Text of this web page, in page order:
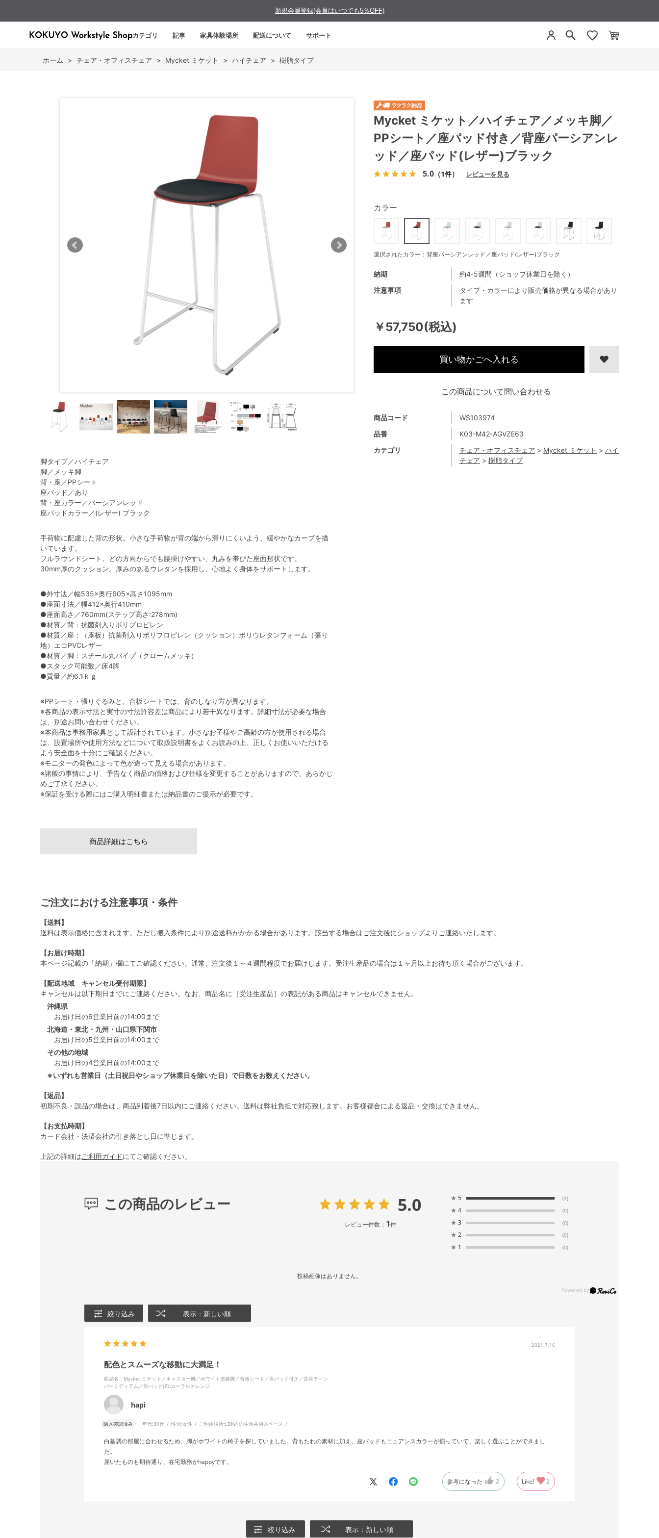
新規会員登録(会員はいつでも5％OFF)
カテゴリ 記事 家具体験場所 配送について サポート
ホーム > チェア・オフィスチェア > Mycket ミケット > ハイチェア > 樹脂タイプ
脚タイプ／ハイチェア
脚／メッキ脚
背・座／PPシート
座パッド／あり
背・座カラー／パーシアンレッド
座パッドカラー／(レザー) ブラック
手荷物に配慮した背の形状。小さな手荷物が背の端から滑りにくいよう、緩やかなカーブを描
いています。
フルラウンドシート。どの方向からでも腰掛けやすい、丸みを帯びた座面形状です。
30mm厚のクッション。厚みのあるウレタンを採用し、心地よく身体をサポートします。
●外寸法／幅535×奥行605×高さ1095mm
●座面寸法／幅412×奥行410mm
●座面高さ／760mm(ステップ高さ:278mm)
●材質／背：抗菌剤入りポリプロピレン
●材質／座：（座板）抗菌剤入りポリプロピレン（クッション）ポリウレタンフォーム（張り
地）エコPVCレザー
●材質／脚：スチール丸パイプ（クロームメッキ）
●スタック可能数／床4脚
●質量／約6.1ｋｇ
※PPシート・張りぐるみと、合板シートでは、背のしなり方が異なります。
※各商品の表示寸法と実寸の寸法許容差は商品により若干異なります。詳細寸法が必要な場合
は、別途お問い合わせください。
※本商品は事務用家具として設計されています。小さなお子様やご高齢の方が使用される場合
は、設置場所や使用方法などについて取扱説明書をよくお読みの上、正しくお使いいただける
よう安全面を十分にご確認ください。
※モニターの発色によって色が違って見える場合があります。
※諸般の事情により、予告なく商品の価格および仕様を変更することがありますので、あらかじ
めご了承ください。
※保証を受ける際にはご購入明細書または納品書のご提示が必要です。
Mycket ミケット／ハイチェア／メッキ脚／
PPシート／座パッド付き／背座パーシアンレ
ッド／座パッド(レザー)ブラック
5.0 （1件） レビューを見る
￥57,750(税込)
商品コード
WS103974
品番
K03-M42-AGVZE63
カテゴリ
チェア・オフィスチェア > Mycket ミケット > ハイ
チェア > 樹脂タイプ
注意事項
タイプ・カラーにより販売価格が異なる場合があり
ます
納期 約4-5週間（ショップ休業日を除く）
カラー
選択されたカラー：背座パーシアンレッド／座パッド(レザー)ブラック
買い物かごへ入れる
この商品について問い合わせる
商品詳細はこちら
ご注文における注意事項・条件
【送料】
送料は表示価格に含まれます。ただし搬入条件により別途送料がかかる場合があります。該当する場合はご注文後にショップよりご連絡いたします。
【お届け時期】
本ページ記載の「納期」欄にてご確認ください。通常、注文後１～４週間程度でお届けします。受注生産品の場合は１ヶ月以上お待ち頂く場合がございます。
【配送地域 キャンセル受付期限】
キャンセルは以下期日までにご連絡ください。なお、商品名に［受注生産品］の表記がある商品はキャンセルできません。
沖縄県
お届け日の6営業日前の14:00まで
北海道・東北・九州・山口県下関市
お届け日の5営業日前の14:00まで
その他の地域
お届け日の4営業日前の14:00まで
※いずれも営業日（土日祝日やショップ休業日を除いた日）で日数をお数えください。
【返品】
初期不良・誤品の場合は、商品到着後7日以内にご連絡ください。送料は弊社負担で対応致します。お客様都合による返品・交換はできません。
【お支払時期】
カード会社・決済会社の引き落とし日に準じます。
上記の詳細はご利用ガイドにてご確認ください。
この商品のレビュー 5.0
レビュー件数： 1件
★ 5 (1)
★ 4 (0)
★ 3 (0)
★ 2 (0)
★ 1 (0)
投稿画像はありません。
絞り込み 表示：新しい順
2021.7.16
配色とスムーズな移動に大満足！
商品名：Mycket ミケット／キャスター脚／ホワイト塗装脚／合板シート／座パッド付き／背座ティン
バーミディアム／座パッド(布)コーラルオレンジ
hapi
購入確認済み 年代:30代 性別:女性 ご利用場所:LDK内の生活共用スペース
白基調の部屋に合わせるため、脚がホワイトの椅子を探していました。背もたれの素材に加え、座パッドもニュアンスカラーが揃っていて、楽しく選ぶことができまし
た。
届いたものも期待通り、在宅勤務がhappyです。
参考になった 2 Like! 2
絞り込み 表示：新しい順